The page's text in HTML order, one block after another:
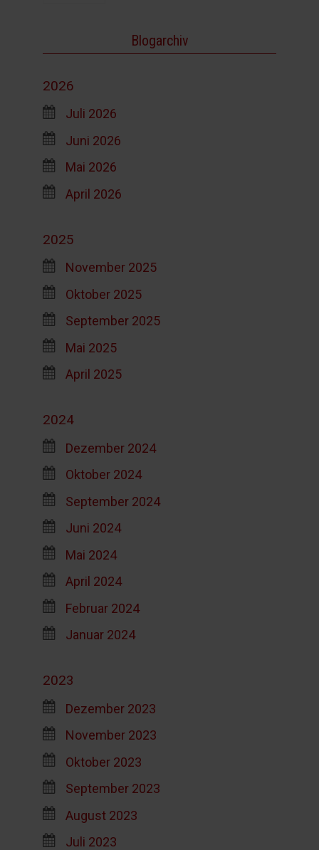
Blogarchiv
2026
Juli 2026
Juni 2026
Mai 2026
April 2026
2025
November 2025
Oktober 2025
September 2025
Mai 2025
April 2025
2024
Dezember 2024
Oktober 2024
September 2024
Juni 2024
Mai 2024
April 2024
Februar 2024
Januar 2024
2023
Dezember 2023
November 2023
Oktober 2023
September 2023
August 2023
Juli 2023